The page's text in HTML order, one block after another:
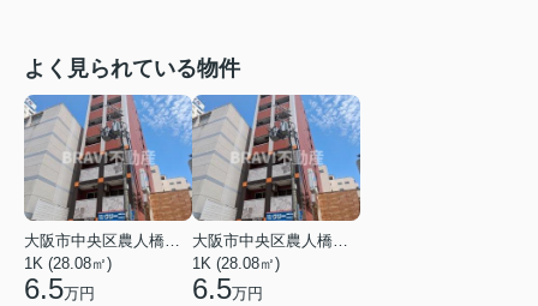
よく見られている物件
1K (28.08㎡)
6.5万円
1K (28.08㎡)
6.5万円